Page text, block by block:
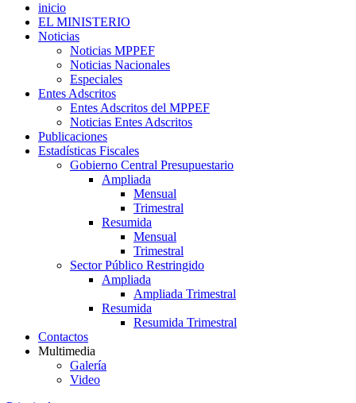
inicio
EL MINISTERIO
Noticias
Noticias MPPEF
Noticias Nacionales
Especiales
Entes Adscritos
Entes Adscritos del MPPEF
Noticias Entes Adscritos
Publicaciones
Estadísticas Fiscales
Gobierno Central Presupuestario
Ampliada
Mensual
Trimestral
Resumida
Mensual
Trimestral
Sector Público Restringido
Ampliada
Ampliada Trimestral
Resumida
Resumida Trimestral
Contactos
Multimedia
Galería
Video